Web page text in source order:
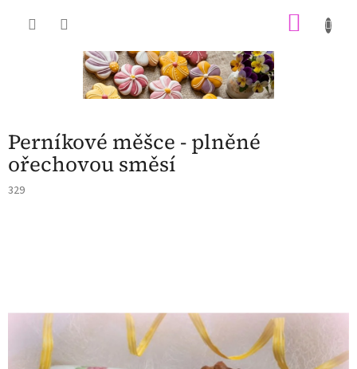
Perníkové měšce - plněné
ořechovou směsí
329